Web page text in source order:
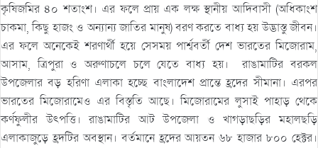
কৃষিজমির ৪০ শতাংশ। এর ফলে প্রায় এক লক্ষ স্থানীয় আদিবাসী (অধিকাংশ
চাকমা, কিছু হাজং ও অন্যান্য জাতির মানুষ) বরণ করতে বাধ্য হয় উদ্ভাস্তু জীবন।
এর ফলে অনেকেই শরণার্থী হয়ে সেসময় পার্শ্ববর্তী দেশ ভারতের মিজোরাম,
আসাম, ত্রিপুরা ও অরুণাচলে চলে যেতে বাধ্য হয়। রাঙামাটির বরকল
উপজেলার বড় হরিণা এলাকা হচ্ছে বাংলাদেশ প্রান্তে হ্রদের সীমানা। এরপর
ভারতের মিজোরামেও এর বিস্তৃতি আছে। মিজোরামের লুসাই পাহাড় থেকে
কর্ণফুলীর উৎপত্তি। রাঙামাটির আট উপজেলা ও খাগড়াছড়ির মহালছড়ি
এলাকাজুড়ে হ্রদটির অবস্থান। বর্তমানে হ্রদের আয়তন ৬৮ হাজার ৮০০ হেক্টর।